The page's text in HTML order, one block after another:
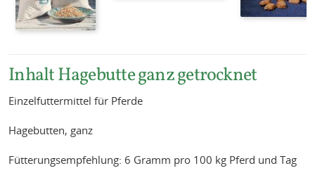
Inhalt Hagebutte ganz getrocknet
Einzelfuttermittel für Pferde
Hagebutten, ganz
Fütterungsempfehlung: 6 Gramm pro 100 kg Pferd und Tag